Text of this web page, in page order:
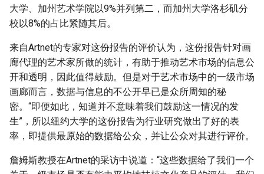
大学、加州艺术学院以9%并列第二，而加州大学洛杉矶分
校以8%的占比紧随其后。
来自Artnet的专家对这份报告的评价认为，这份报告针对画
廊代理的艺术家所做的统计，有助于推动艺术市场的信息公
开和透明，因此值得鼓励。但是对于艺术市场中的一级市场
画廊而言，数据与信息的不公开早已是众所周知的秘
密。“即便如此，知道并不意味着我们鼓励这一情况的发
生”，所以纽约大学的这份报告为行业研究做出了好的表
率，即提供最原始的数据给公众，并让公众对其进行评价。
詹姆斯教授在Artnet的采访中说道：“这些数据给了我们一个